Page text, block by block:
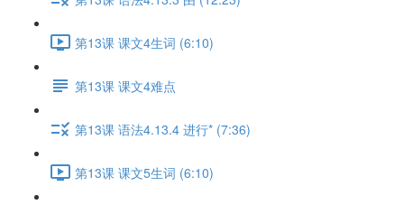
第13课 课文4生词 (6:10)
第13课 课文4难点
第13课 语法4.13.4 进行* (7:36)
第13课 课文5生词 (6:10)